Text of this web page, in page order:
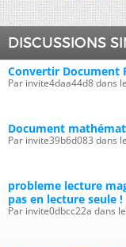
DISCUSSIONS
Convertir Document
Par invite4daa44d8 dans
Document
Par invite39b6d083 dans
probleme lecture
pas en lecture seule !
Par invite0dbcc22a dans